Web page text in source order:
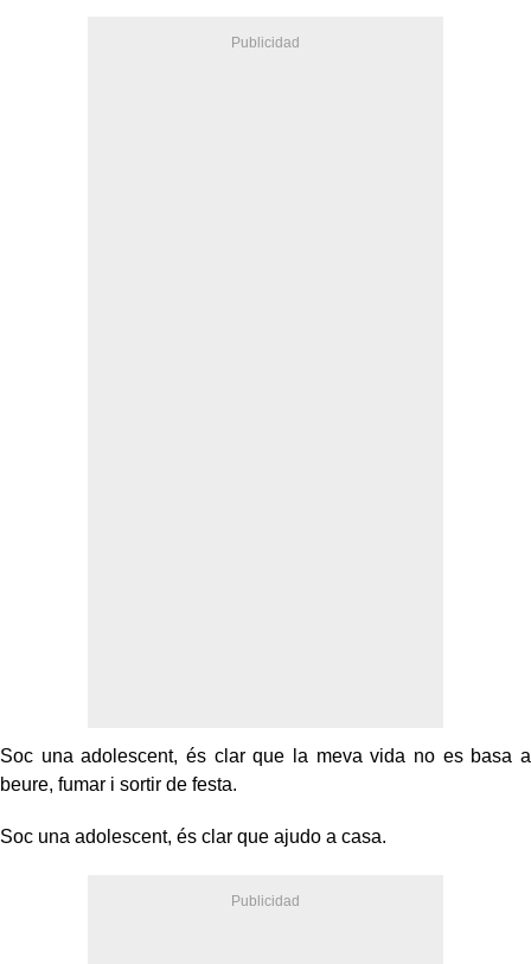
Soc una adolescent, és clar que la meva vida no es basa a
beure, fumar i sortir de festa.
Soc una adolescent, és clar que ajudo a casa.